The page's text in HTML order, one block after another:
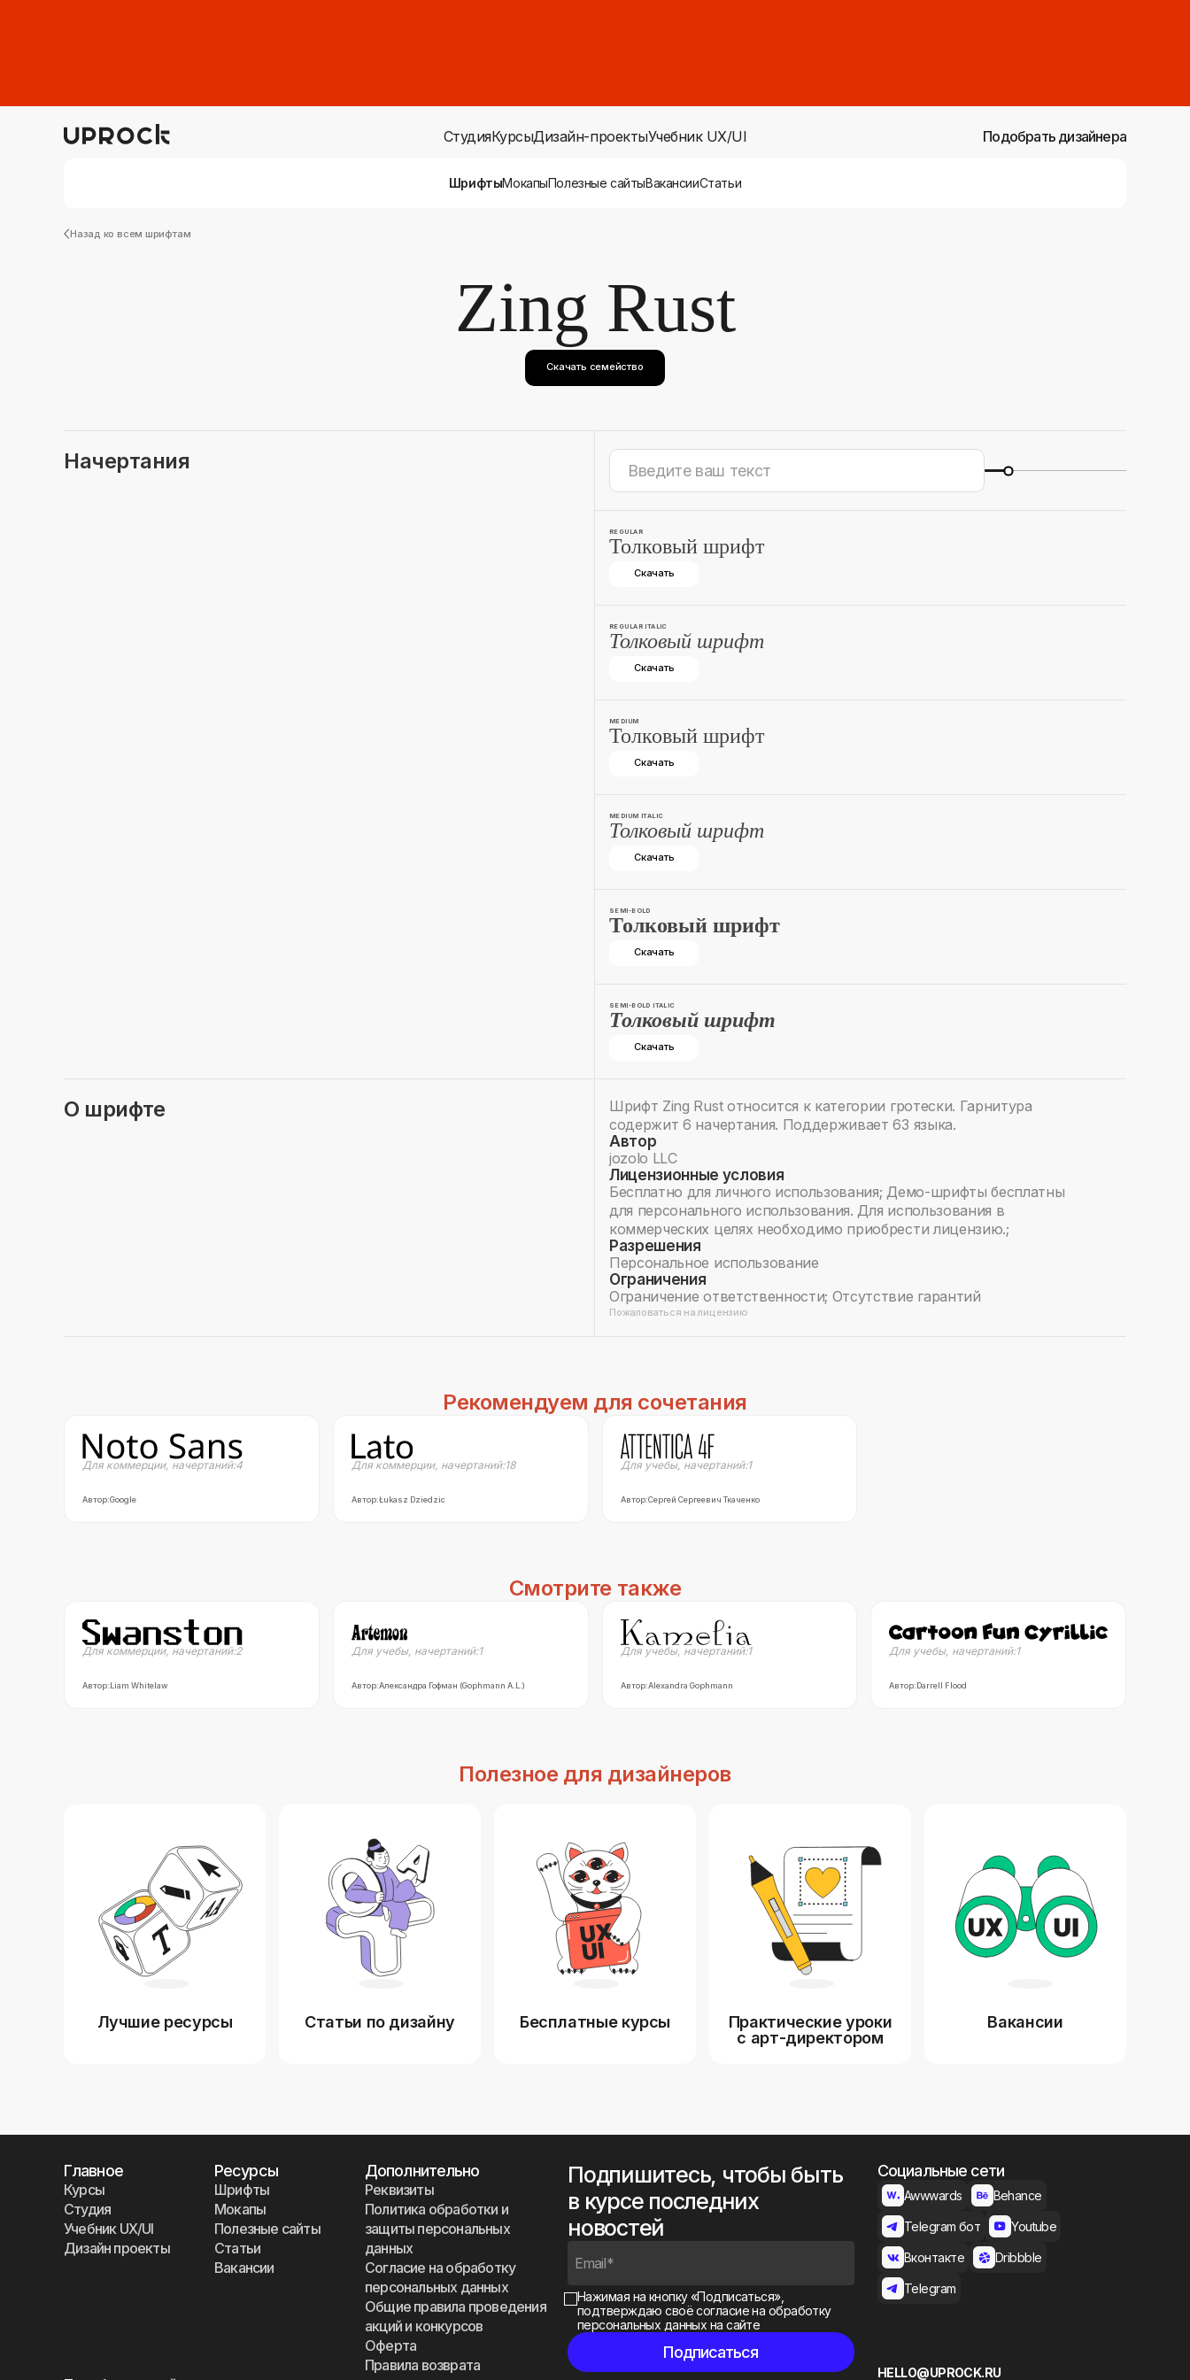
СтудияКурсыДизайн-проектыУчебник UX/UI
ШрифтыМокапыПолезные сайтыВакансииСтатьи
Подобрать дизайнера
Назад ко всем шрифтам
Zing Rust
Скачать семейство
Начертания
REGULAR
Толковый шрифт
Скачать
REGULAR ITALIC
Толковый шрифт
Скачать
MEDIUM
Толковый шрифт
Скачать
MEDIUM ITALIC
Толковый шрифт
Скачать
SEMI-BOLD
Толковый шрифт
Скачать
SEMI-BOLD ITALIC
Толковый шрифт
Скачать
О шрифте
Шрифт Zing Rust относится к категории гротески. Гарнитура
содержит 6 начертания. Поддерживает 63 языка.
Автор
jozolo LLC
Лицензионные условия
Бесплатно для личного использования; Демо-шрифты бесплатны
для персонального использования. Для использования в
коммерческих целях необходимо приобрести лицензию.; ‍
Разрешения
Персональное использование
Ограничения
Ограничение ответственности; Отсутствие гарантий
Пожаловаться на лицензию
Рекомендуем для сочетания
Для коммерции, начертаний:4
Автор:Google
Для коммерции, начертаний:18
Автор:Łukasz Dziedzic
Для учебы, начертаний:1
Автор:Сергей Сергеевич Ткаченко
Смотрите также
Для коммерции, начертаний:2
Автор:Liam Whitelaw
Для учебы, начертаний:1
Автор:Александра Гофман (Gophmann A.L.)
Для учебы, начертаний:1
Автор:Alexandra Gophmann
Для учебы, начертаний:1
Автор:Darrell Flood
Полезное для дизайнеров
Лучшие ресурсы Статьи по дизайну Бесплатные курсы
Практические уроки
с арт-директором
Вакансии
Главное
Курсы
Студия
Учебник UX/UI
Дизайн проекты
Ресурсы
Шрифты
Мокапы
Полезные сайты
Статьи
Вакансии
Дополнительно
Реквизиты
Политика обработки и
защиты персональных
данных
Согласие на обработку
персональных данных
Общие правила проведения
акций и конкурсов
Оферта
Правила возврата
Социальные сети
Awwwards Behance
Telegram бот Youtube
Вконтакте Dribbble
Telegram
HELLO@UPROCK.RU
Подпишитесь, чтобы быть
в курсе последних
новостей
Нажимая на кнопку «Подписаться»,
подтверждаю своёсогласие на обработку
персональных данных на сайте